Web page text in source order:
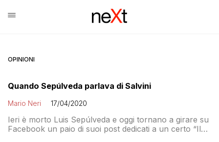
OPINIONI
Quando Sepúlveda parlava di Salvini
Mario Neri 17/04/2020
Ieri è morto Luis Sepúlveda e oggi tornano a girare su
Facebook un paio di suoi post dedicati a un certo “Il